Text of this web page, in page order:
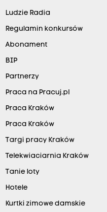
Ludzie Radia
Regulamin konkursów
Abonament
BIP
Partnerzy
Praca na Pracuj.pl
Praca Kraków
Praca Kraków
Targi pracy Kraków
Telekwiaciarnia Kraków
Tanie loty
Hotele
Kurtki zimowe damskie